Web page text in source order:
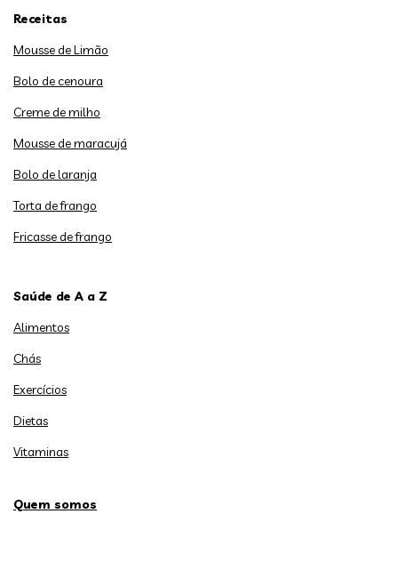
Receitas
Mousse de Limão
Bolo de cenoura
Creme de milho
Mousse de maracujá
Bolo de laranja
Torta de frango
Fricasse de frango
Saúde de A a Z
Alimentos
Chás
Exercícios
Dietas
Vitaminas
Quem somos